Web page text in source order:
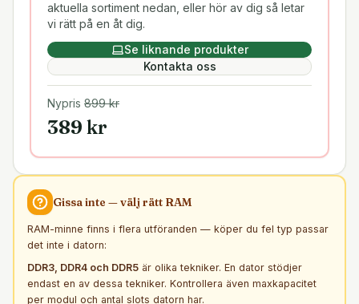
aktuella sortiment nedan, eller hör av dig så letar
vi rätt på en åt dig.
Se liknande produkter
Kontakta oss
Nypris 899kr
389 kr
Gissa inte — välj rätt RAM
RAM-minne finns i flera utföranden — köper du fel typ passar
det inte i datorn:
DDR3, DDR4 och DDR5 är olika tekniker. En dator stödjer
endast en av dessa tekniker. Kontrollera även maxkapacitet
per modul och antal slots datorn har.